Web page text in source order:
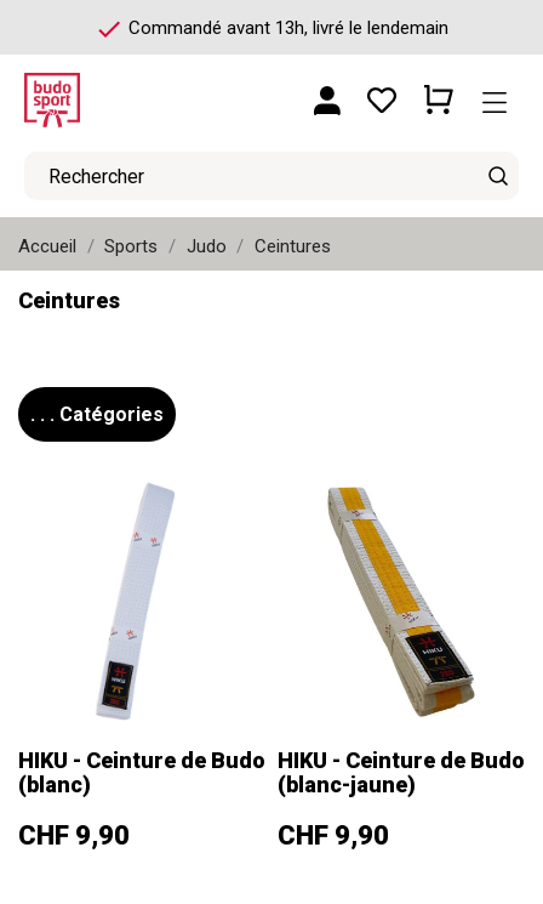
check Commandé avant 13h, livré le lendemain
Accueil Sports Judo Ceintures
Ceintures
. . . Catégories
HIKU - Ceinture de Budo
(blanc)
Prix
CHF 9,90
HIKU - Ceinture de Budo
(blanc-jaune)
Prix
CHF 9,90